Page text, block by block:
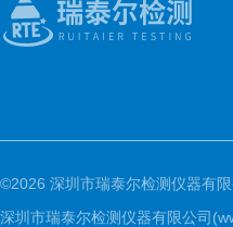
©2026 深圳市瑞泰尔检测仪器有
深圳市瑞泰尔检测仪器有限公司